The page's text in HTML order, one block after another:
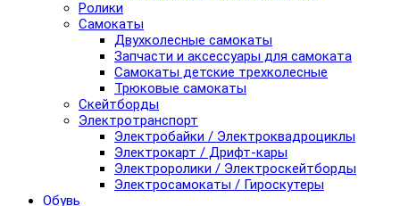
Ролики
Самокаты
Двухколесные самокаты
Запчасти и аксессуары для самоката
Самокаты детские трехколесные
Трюковые самокаты
Скейтборды
Электротранспорт
Электробайки / Электроквадроциклы
Электрокарт / Дрифт-кары
Электроролики / Электроскейтборды
Электросамокаты / Гироскутеры
Обувь